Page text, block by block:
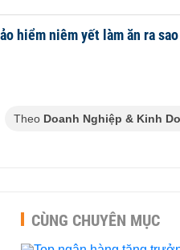
hiểm niêm yết làm ăn ra
Theo Doanh Nghiệp & Kinh
CÙNG CHUYÊN MỤC